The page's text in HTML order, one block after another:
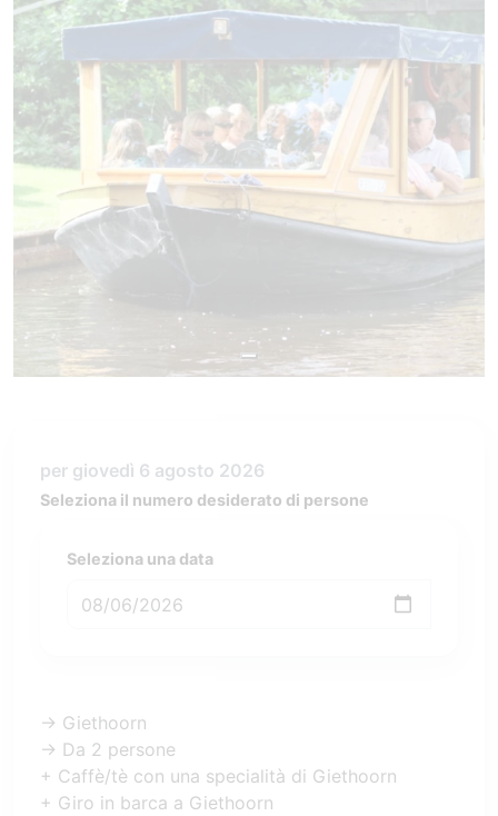
per giovedì 6 agosto 2026
Seleziona il numero desiderato di persone
Seleziona una data
-> Giethoorn
-> Da 2 persone
+ Caffè/tè con una specialità di Giethoorn
+ Giro in barca a Giethoorn